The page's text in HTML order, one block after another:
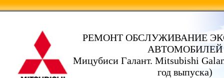
РЕМОНТ ОБСЛУЖИВАНИЕ
АВТОМОБИЛЕЙ
Мицубиси Галант. Mitsubishi
год выпуска)